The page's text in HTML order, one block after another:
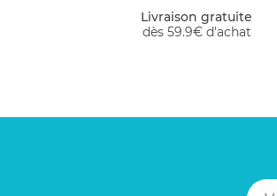
Livraison gratuite
dès 59.9€ d'achat